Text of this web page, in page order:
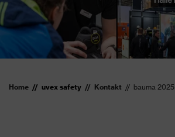
Home uvex safety Kontakt bauma 2025